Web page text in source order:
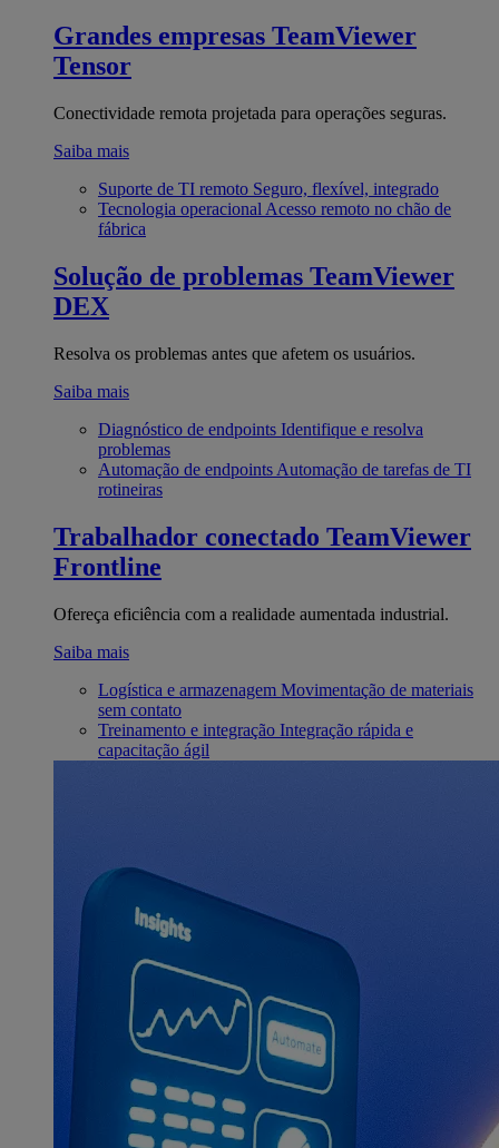
Grandes empresas TeamViewer
Tensor
Conectividade remota projetada para operações seguras.
Saiba mais
Suporte de TI remoto Seguro, flexível, integrado
Tecnologia operacional Acesso remoto no chão de
fábrica
Solução de problemas TeamViewer
DEX
Resolva os problemas antes que afetem os usuários.
Saiba mais
Diagnóstico de endpoints Identifique e resolva
problemas
Automação de endpoints Automação de tarefas de TI
rotineiras
Trabalhador conectado TeamViewer
Frontline
Ofereça eficiência com a realidade aumentada industrial.
Saiba mais
Logística e armazenagem Movimentação de materiais
sem contato
Treinamento e integração Integração rápida e
capacitação ágil